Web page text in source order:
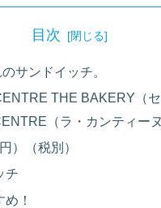
目次
サンドイッチ。
THE BAKERY（
（ラ・カンティー
）（税別）
チ
！